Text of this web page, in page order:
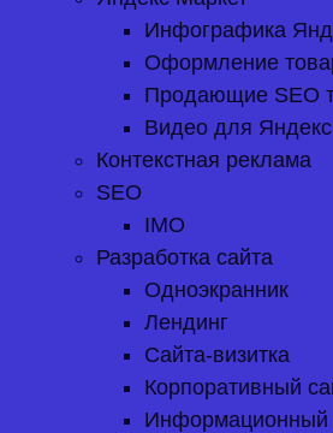
Инфографика
Оформление
Продающие SEO
Видео для
Контекстная реклама
SEO
IMO
Разработка сайта
Одноэкранник
Лендинг
Сайта-визитка
Корпоративный
Информационный